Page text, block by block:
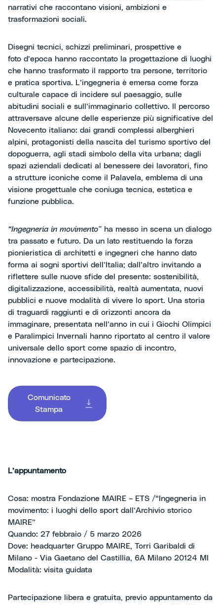
narrativi che raccontano visioni, ambizioni e
trasformazioni sociali.
Disegni tecnici, schizzi preliminari, prospettive e
foto d’epoca hanno raccontato la progettazione di luoghi
che hanno trasformato il rapporto tra persone, territorio
e pratica sportiva. L’ingegneria è emersa come forza
culturale capace di incidere sul paesaggio, sulle
abitudini sociali e sull’immaginario collettivo. Il percorso
attraversave alcune delle esperienze più significative del
Novecento italiano: dai grandi complessi alberghieri
alpini, protagonisti della nascita del turismo sportivo del
dopoguerra, agli stadi simbolo della vita urbana; dagli
spazi aziendali dedicati al benessere dei lavoratori, fino
a strutture iconiche come il Palavela, emblema di una
visione progettuale che coniuga tecnica, estetica e
funzione pubblica.
“Ingegneria in movimento” ha messo in scena un dialogo
tra passato e futuro. Da un lato restituendo la forza
pionieristica di architetti e ingegneri che hanno dato
forma ai sogni sportivi dell’Italia; dall’altro invitando a
riflettere sulle nuove sfide del presente: sostenibilità,
digitalizzazione, accessibilità, realtà aumentata, nuovi
pubblici e nuove modalità di vivere lo sport. Una storia
di traguardi raggiunti e di orizzonti ancora da
immaginare, presentata nell’anno in cui i Giochi Olimpici
e Paralimpici Invernali hanno riportato al centro il valore
universale dello sport come spazio di incontro,
innovazione e partecipazione.
Comunicato
Stampa
L’appuntamento
Cosa: mostra Fondazione MAIRE – ETS /“Ingegneria in
movimento: i luoghi dello sport dall’Archivio storico
MAIRE”
Quando: 27 febbraio / 5 marzo 2026
Dove: headquarter Gruppo MAIRE, Torri Garibaldi di
Milano - Via Gaetano del Castillia, 6A Milano 20124 MI
Modalità: visita guidata
Partecipazione libera e gratuita, previo appuntamento da